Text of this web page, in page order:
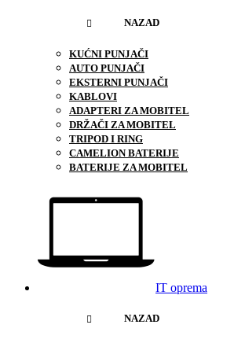
NAZAD
KUĆNI PUNJAČI
AUTO PUNJAČI
EKSTERNI PUNJAČI
KABLOVI
ADAPTERI ZA MOBITEL
DRŽAČI ZA MOBITEL
TRIPOD I RING
CAMELION BATERIJE
BATERIJE ZA MOBITEL
IT oprema
NAZAD